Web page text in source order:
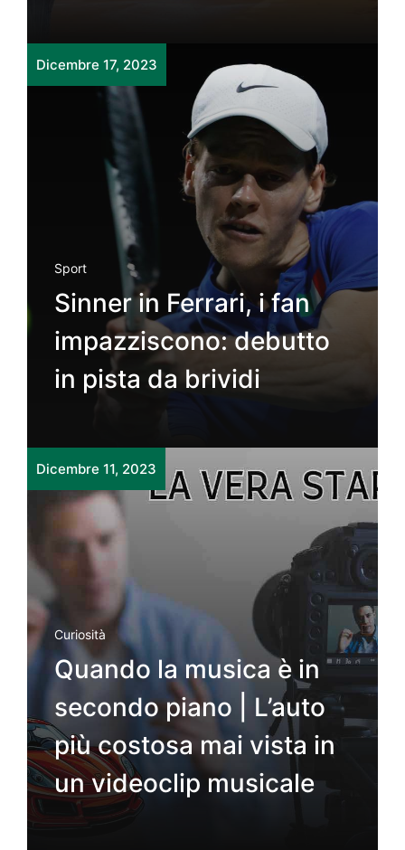
Dicembre 17, 2023
Sport
Sinner in Ferrari, i fan
impazziscono: debutto
in pista da brividi
Dicembre 11, 2023
Curiosità
Quando la musica è in
secondo piano | L’auto
più costosa mai vista in
un videoclip musicale